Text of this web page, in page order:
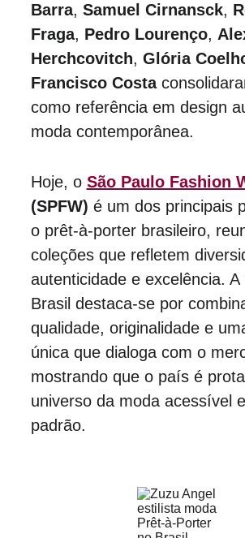
Barra, Samuel Cirnansck,
Fraga, Pedro Lourenço,
Herchcovitch, Glória
Francisco Costa
como referência em design
moda contemporânea.
Hoje, o São Paulo Fashion
(SPFW) é um dos principais
o prêt-à-porter brasileiro,
coleções que refletem
autenticidade e excelência. A
Brasil destaca-se por
qualidade, originalidade e
única que dialoga com o
mostrando que o país é
universo da moda acessível
padrão.